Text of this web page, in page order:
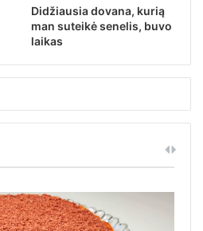
Didžiausia dovana, kurią
man suteikė senelis, buvo
laikas